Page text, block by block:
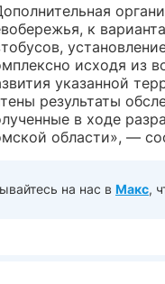
к
исходя из
указанной
результаты
в ходе
области», —
на нас в Макс,